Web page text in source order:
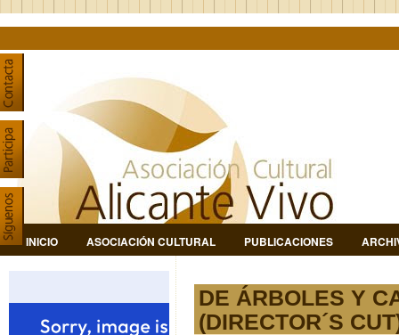
INICIO ASOCIACIÓN CULTURAL PUBLICACIONES
DE ÁRBOLES Y
(DIRECTOR´S